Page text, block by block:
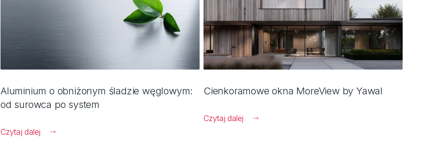
Aluminium o obniżonym śladzie węglowym:
od surowca po system
Czytaj dalej
Cienkoramowe okna MoreView by Yawal
Czytaj dalej